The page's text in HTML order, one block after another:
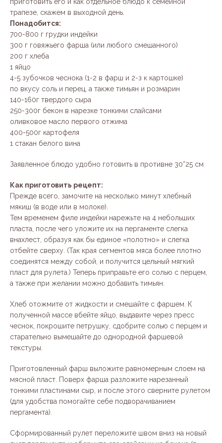
приготовить его и как отдельное блюдо к семейной
трапезе, скажем в выходной день.
Понадобится:
700-800 г грудки индейки
300 г говяжьего фарша (или любого смешанного)
200 г хлеба
1 яйцо
4-5 зубочков чеснока (1-2 в фарш и 2-з к картошке)
по вкусу соль и перец, а также тимьян и розмарин
140-160г твердого сыра
250-300г бекон в нарезке тонкими слайсами
оливковое масло первого отжима
400-500г картофеля
1 стакан белого вина
Заявленное блюдо удобно готовить в противне 30*25 см
Как приготовить рецепт:
Прежде всего, замочите на несколько минут хлебный
мякиш (в воде или в молоке).
Тем временем филе индейки нарежьте на 4 небольших
пласта, после чего уложите их на пергаменте слегка
внахлест, образуя как бы единое «полотно» и слегка
отбейте сверху. (Так края сегментов мяса более плотно
соединятся между собой, и получится цельный мягкий
пласт для рулета.) Теперь приправьте его солью с перцем,
а также при желании можно добавить тимьян.
Хлеб отожмите от жидкости и смешайте с фаршем. К
полученной массе вбейте яйцо, выдавите через пресс
чеснок, покрошите петрушку, сдобрите солью с перцем и
старательно вымешайте до однородной фаршевой
текстуры.
Приготовленный фарш выложите равномерным слоем на
мясной пласт. Поверх фарша разложите нарезанный
тонкими пластинами сыр, и после этого сверните рулетом
(для удобства помогайте себе подворачиванием
пергамента).
Сформированный рулет переложите швом вниз на новый